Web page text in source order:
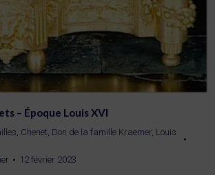
– Époque Louis XVI
, Chenet, Don de la famille Kraemer, Louis
12 février 2023